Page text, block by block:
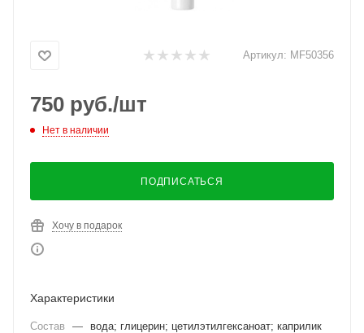
Артикул: MF50356
750 руб./шт
Нет в наличии
ПОДПИСАТЬСЯ
Хочу в подарок
Характеристики
Состав —
вода; глицерин; цетилэтилгексаноат; каприлик